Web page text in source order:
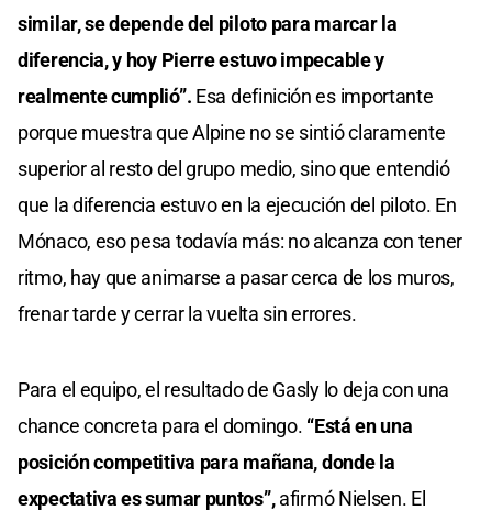
similar, se depende del piloto para marcar la
diferencia, y hoy Pierre estuvo impecable y
realmente cumplió”. Esa definición es importante
porque muestra que Alpine no se sintió claramente
superior al resto del grupo medio, sino que entendió
que la diferencia estuvo en la ejecución del piloto. En
Mónaco, eso pesa todavía más: no alcanza con tener
ritmo, hay que animarse a pasar cerca de los muros,
frenar tarde y cerrar la vuelta sin errores.
Para el equipo, el resultado de Gasly lo deja con una
chance concreta para el domingo. “Está en una
posición competitiva para mañana, donde la
expectativa es sumar puntos”,afirmó Nielsen. El